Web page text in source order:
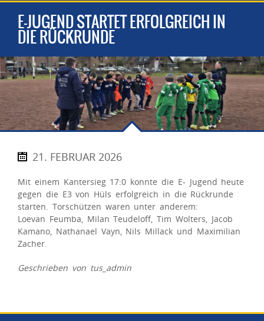
E-JUGEND STARTET ERFOLGREICH IN
DIE RÜCKRUNDE
21. FEBRUAR 2026
Mit einem Kantersieg 17:0 konnte die E- Jugend heute
gegen die E3 von Hüls erfolgreich in die Rückrunde
starten. Torschützen waren unter anderem:
Loevan Feumba, Milan Teudeloff, Tim Wolters, Jacob
Kamano, Nathanael Vayn, Nils Millack und Maximilian
Zacher.
Geschrieben von tus_admin